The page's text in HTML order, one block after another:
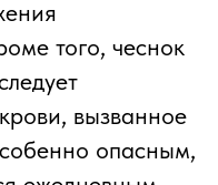
того, чеснок
вызванное
опасным,